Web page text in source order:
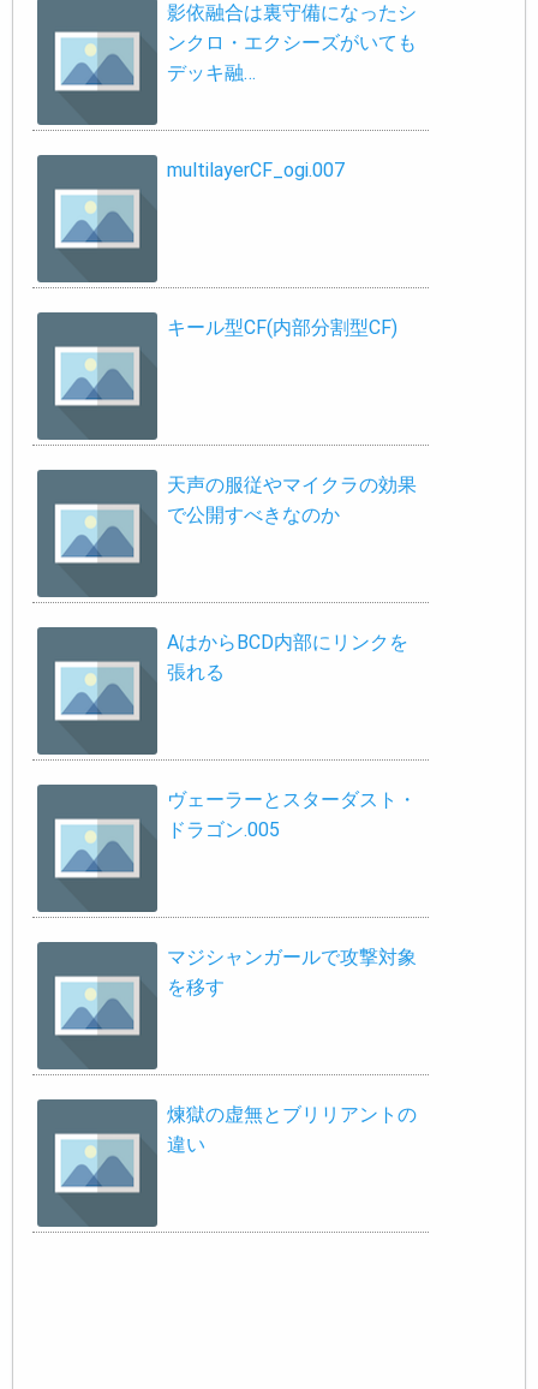
影依融合は裏守備になったシ
ンクロ・エクシーズがいても
デッキ融…
multilayerCF_ogi.007
キール型CF(内部分割型CF)
天声の服従やマイクラの効果
で公開すべきなのか
AはからBCD内部にリンクを
張れる
ヴェーラーとスターダスト・
ドラゴン.005
マジシャンガールで攻撃対象
を移す
煉獄の虚無とブリリアントの
違い